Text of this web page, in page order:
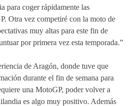
para coger rápidamente las
Otra vez competiré con la moto de
muy altas para este fin de
por primera vez esta temporada.”
de Aragón, donde tuve que
durante el fin de semana para
una MotoGP, poder volver a
es algo muy positivo. Además